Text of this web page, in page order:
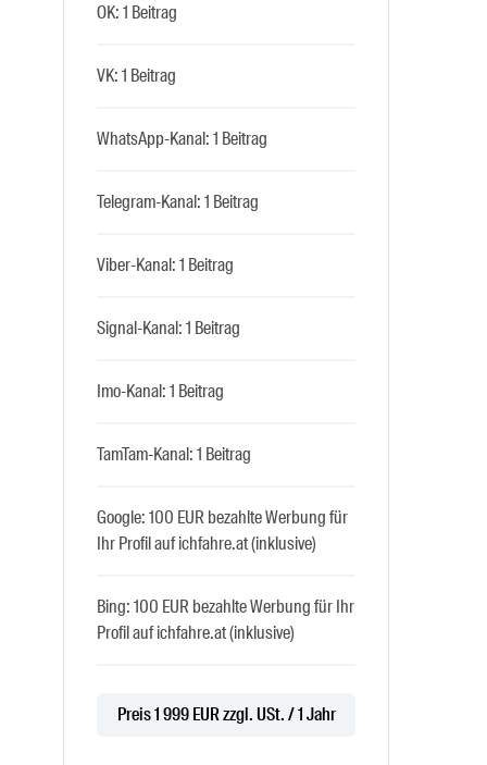
OK: 1 Beitrag
VK: 1 Beitrag
WhatsApp-Kanal: 1 Beitrag
Telegram-Kanal: 1 Beitrag
Viber-Kanal: 1 Beitrag
Signal-Kanal: 1 Beitrag
Imo-Kanal: 1 Beitrag
TamTam-Kanal: 1 Beitrag
Google: 100 EUR bezahlte Werbung für
Ihr Profil auf ichfahre.at (inklusive)
Bing: 100 EUR bezahlte Werbung für Ihr
Profil auf ichfahre.at (inklusive)
Preis 1 999 EUR zzgl. USt. / 1 Jahr